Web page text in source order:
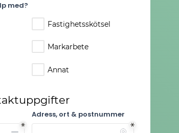
med?
Fastighetsskötsel
Markarbete
Annat
Adress, ort & postnummer